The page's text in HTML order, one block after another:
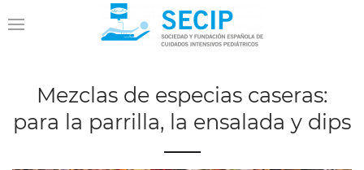
Mezclas de especias caseras:
para la parrilla, la ensalada y dips